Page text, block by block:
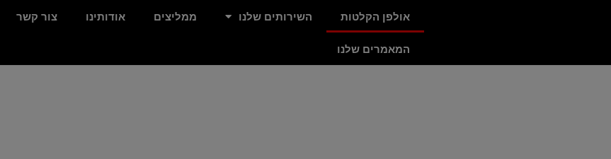
אולפן הקלטות השירותים שלנו ממליצים אודותינו צור קשר
המאמרים שלנו